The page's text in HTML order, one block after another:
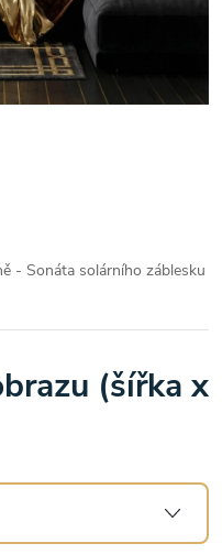
- Sonáta solárního záblesku
(šířka x